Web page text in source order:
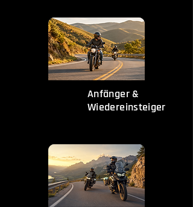
Anfänger &
Wiedereinsteiger